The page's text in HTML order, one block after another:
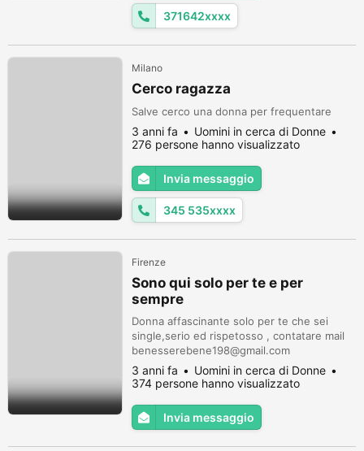
371642xxxx
Milano
Cerco ragazza
Salve cerco una donna per frequentare
3 anni fa
Uomini in cerca di Donne
276 persone hanno visualizzato
Invia messaggio
345 535xxxx
Firenze
Sono qui solo per te e per
sempre
Donna affascinante solo per te che sei
single,serio ed rispetosso , contatare mail
benesserebene198@gmail.com
3 anni fa
Uomini in cerca di Donne
374 persone hanno visualizzato
Invia messaggio